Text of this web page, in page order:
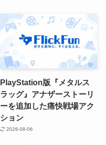
PlayStation版『メタルス
ラッグ』アナザーストーリ
ーを追加した痛快戦場アク
ション
2026-08-06